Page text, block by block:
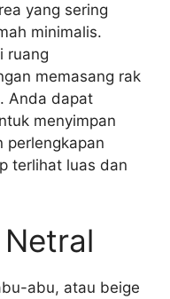
yang sering
minimalis.
ruang
memasang rak
Anda dapat
menyimpan
perlengkapan
terlihat luas dan
abu, atau beige